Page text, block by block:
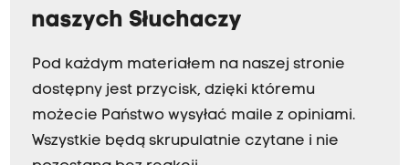
naszych Słuchaczy
Pod każdym materiałem na naszej stronie
dostępny jest przycisk, dzięki któremu
możecie Państwo wysyłać maile z opiniami.
Wszystkie będą skrupulatnie czytane i nie